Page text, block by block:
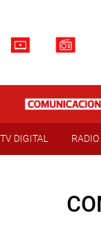
TV DIGITAL RADIO